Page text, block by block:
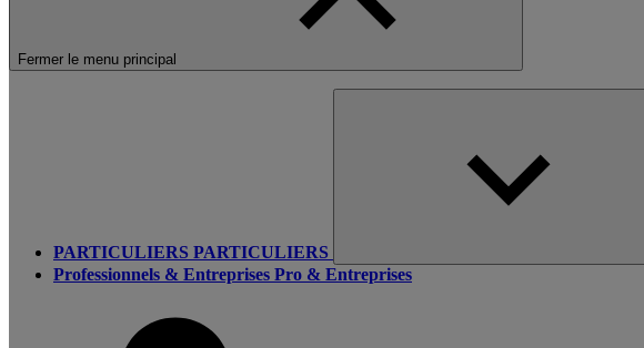
Fermer le menu principal
PARTICULIERS PARTICULIERS
Professionnels & Entreprises Pro & Entreprises